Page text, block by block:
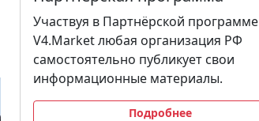
Участвуя в Партнёрской программе
V4.Market любая организация РФ
самостоятельно публикует свои
информационные материалы.
Подробнее